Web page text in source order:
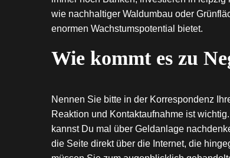
wie nachhaltiger Waldumbau oder
enormen Wachstumspotential bietet.
Wie kommt es zu
Nennen Sie bitte in der Korrespondenz
Reaktion und Kontaktaufnahme ist
kannst Du mal über Geldanlage
die Seite direkt über die Internet, die